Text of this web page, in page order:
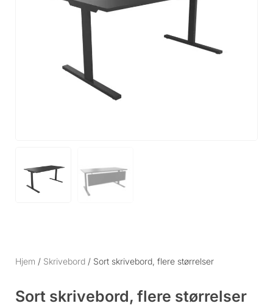
Hjem / Skrivebord / Sort skrivebord, flere størrelser
Sort skrivebord, flere størrelser